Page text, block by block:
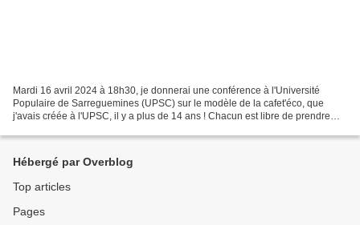
Mardi 16 avril 2024 à 18h30, je donnerai une conférence à l'Université
Populaire de Sarreguemines (UPSC) sur le modèle de la cafet'éco, que
j'avais créée à l'UPSC, il y a plus de 14 ans ! Chacun est libre de prendre
Hébergé par Overblog
Top articles
Pages